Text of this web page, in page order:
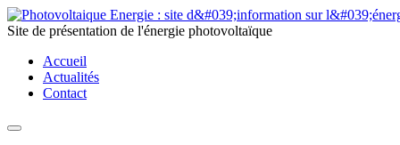
Site de présentation de l'énergie photovoltaïque
Accueil
Actualités
Contact